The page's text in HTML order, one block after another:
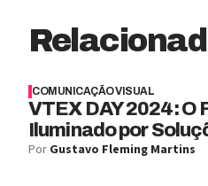
COMUNICAÇÃO VISUAL
VTEX DAY 2024: O
Iluminado por
Por Gustavo Fleming Martins